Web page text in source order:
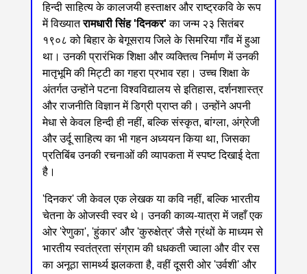
हिन्दी साहित्य के कालजयी हस्ताक्षर और राष्ट्रकवि के रूप
में विख्यातरामधारी सिंह 'दिनकर' का जन्म २३ सितंबर
१९०८ को बिहार के बेगूसराय जिले के सिमरिया गाँव में हुआ
था। उनकी प्रारंभिक शिक्षा और व्यक्तित्व निर्माण में उनकी
मातृभूमि की मिट्टी का गहरा प्रभाव रहा। उच्च शिक्षा के
अंतर्गत उन्होंने पटना विश्वविद्यालय से इतिहास, दर्शनशास्त्र
और राजनीति विज्ञान में डिग्री प्राप्त की। उन्होंने अपनी
मेधा से केवल हिन्दी ही नहीं, बल्कि संस्कृत, बांग्ला, अंग्रेजी
और उर्दू साहित्य का भी गहन अध्ययन किया था, जिसका
प्रतिबिंब उनकी रचनाओं की व्यापकता में स्पष्ट दिखाई देता
है।
'दिनकर' जी केवल एक लेखक या कवि नहीं, बल्कि भारतीय
चेतना के ओजस्वी स्वर थे। उनकी काव्य-यात्रा में जहाँ एक
ओर 'रेणुका', 'हुंकार' और 'कुरुक्षेत्र' जैसे ग्रंथों के माध्यम से
भारतीय स्वतंत्रता संग्राम की धधकती ज्वाला और वीर रस
का अनूठा सामर्थ्य झलकता है, वहीं दूसरी ओर 'उर्वशी' और